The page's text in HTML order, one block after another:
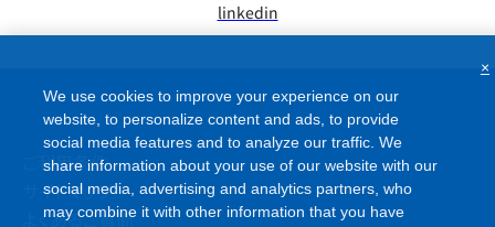
linkedin
ご利用条件
サイトマップ
よくあるご質問
We use cookies to improve your experience on our
website, to personalize content and ads, to provide
social media features and to analyze our traffic. We
share information about your use of our website with our
social media, advertising and analytics partners, who
may combine it with other information that you have
×